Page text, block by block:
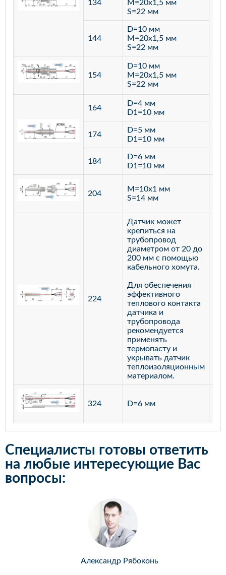
134
M=20х1,5 мм
S=22 мм
144
D=10 мм
M=20х1,5 мм
S=22 мм
154
D=10 мм
M=20х1,5 мм
S=22 мм
164
D=4 мм
D1=10 мм
174
D=5 мм
D1=10 мм
184
D=6 мм
D1=10 мм
204
M=10х1 мм
S=14 мм
224
Датчик может
крепиться на
трубопровод
диаметром от 20 до
200 мм с помощью
кабельного хомута.
Для обеспечения
эффективного
теплового контакта
датчика и
трубопровода
рекомендуется
применять
термопасту и
укрывать датчик
теплоизоляционным
материалом.
324 D=6 мм
Специалисты готовы ответить
на любые интересующие Вас
вопросы:
Александр Рябоконь